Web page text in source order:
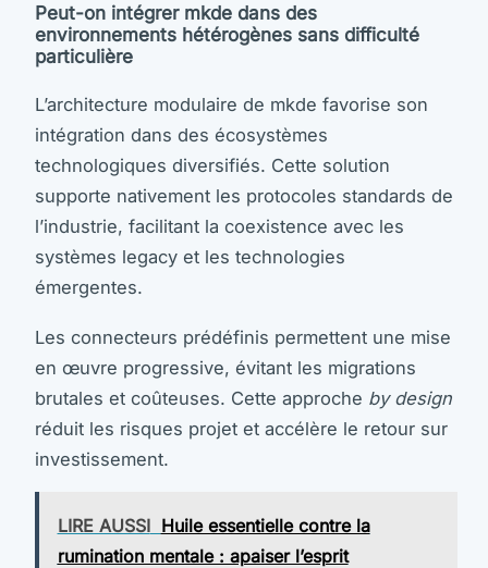
Peut-on intégrer mkde dans des
environnements hétérogènes sans difficulté
particulière
L’architecture modulaire de mkde favorise son
intégration dans des écosystèmes
technologiques diversifiés. Cette solution
supporte nativement les protocoles standards de
l’industrie, facilitant la coexistence avec les
systèmes legacy et les technologies
émergentes.
Les connecteurs prédéfinis permettent une mise
en œuvre progressive, évitant les migrations
brutales et coûteuses. Cette approche by design
réduit les risques projet et accélère le retour sur
investissement.
LIRE AUSSI Huile essentielle contre la
rumination mentale : apaiser l’esprit